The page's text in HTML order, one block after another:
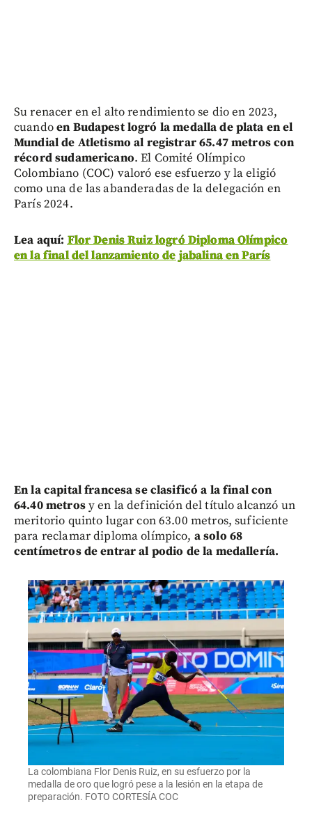
Su renacer en el alto rendimiento se dio en 2023,
cuandoen Budapest logró la medalla de plata en el
Mundial de Atletismo al registrar 65.47 metros con
récord sudamericano. El Comité Olímpico
Colombiano (COC) valoró ese esfuerzo y la eligió
como una de las abanderadas de la delegación en
París 2024.
Lea aquí: Flor Denis Ruiz logró Diploma Olímpico
en la final del lanzamiento de jabalina en París
En la capital francesa se clasificó a la final con
64.40 metrosy en la definición del título alcanzó un
meritorio quinto lugar con 63.00 metros, suficiente
para reclamar diploma olímpico, a solo 68
centímetros de entrar al podio de la medallería.
La colombiana Flor Denis Ruiz, en su esfuerzo por la
medalla de oro que logró pese a la lesión en la etapa de
preparación. FOTO CORTESÍA COC